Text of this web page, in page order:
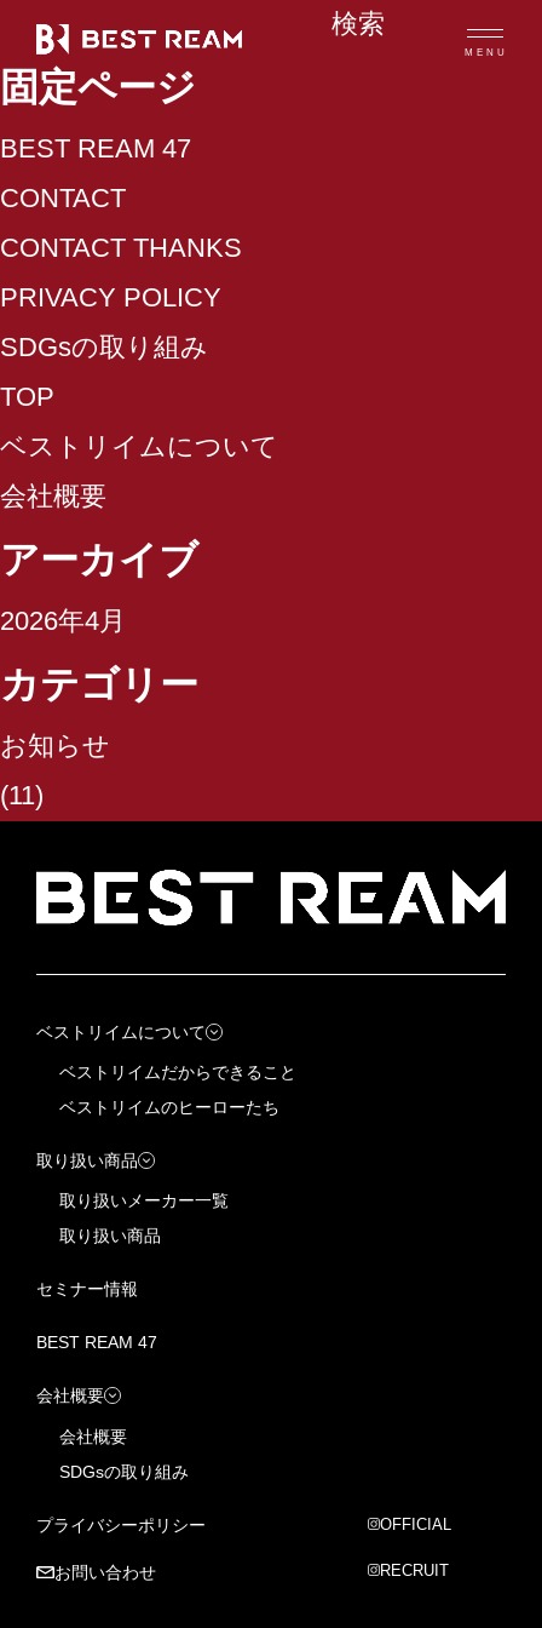
MENU
ベストリイムのヒーローたち
会社概要
SDGsの取り組み
索:
固定ページ
BEST REAM 47
CONTACT
CONTACT THANKS
PRIVACY POLICY
SDGsの取り組み
TOP
ベストリイムについて
会社概要
アーカイブ
2026年4月
カテゴリー
お知らせ
(11)
ベストリイムについて
ベストリイムだからできること
ベストリイムのヒーローたち
取り扱い商品
取り扱いメーカー一覧
取り扱い商品
セミナー情報
BEST REAM 47
会社概要
会社概要
SDGsの取り組み
プライバシーポリシー
お問い合わせ
OFFICIAL
RECRUIT